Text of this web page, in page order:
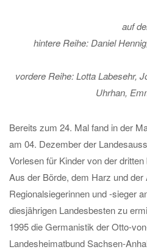
auf
hintere Reihe: Daniel
vordere Reihe: Lotta Labesehr,
Uhrhan,
Bereits zum 24. Mal fand in der
am 04. Dezember der
Vorlesen für Kinder von der
Aus der Börde, dem Harz und
Regionalsiegerinnen und -sieger
diesjährigen Landesbesten zu
1995 die Germanistik der Otto-
Landesheimatbund Sachsen-